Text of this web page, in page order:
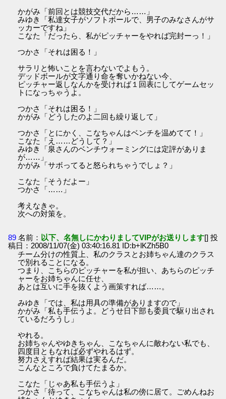
かがみ「前回とは競技交代だから……」
みゆき「私達女子がソフトボールで、男子のみなさんがサ
ッカーですね」
こなた「だったら、私がピッチャーをやれば完封ーっ！」
つかさ「それは困る！」
サラリと怖いことを言わないでよもう。
デッドボールが文字通り命を奪いかねない今、
ピッチャー返しなんかを受ければ１回表にしてゲームセッ
トになっちゃうよ。
つかさ「それは困る！」
かがみ「どうしたのよ二回も繰り返して」
つかさ「とにかく、こなちゃんはベンチを温めてて！」
こなた「え……どうして？」
みゆき「泉さんのベンチウォーミングには定評がありま
が……」
かがみ「サボってると怒られちゃうでしょ？」
こなた「そうだよー」
つかさ「……」
考えなきゃ。
次への対策を。
89 名前： 以下、名無しにかわりましてVIPがお送りします[] 投
稿日：2008/11/07(金) 03:40:16.81 ID:b+lKZh5B0
チーム分けの性質上、私のクラスとお姉ちゃん達のクラス
で別れることになる。
つまり、こちらのピッチャーを私が担い、あちらのピッチ
ャーをお姉ちゃんに任せ、
あとは互いに手を抜くよう画策すれば……。
みゆき「では、私は用具の準備がありますので」
かがみ「私も手伝うよ。どうせ日下部も委員で駆り出され
ているだろうし」
やれる。
お姉ちゃんやゆきちゃん、こなちゃんに敵わない私でも、
四度目ともなれば必ずやれるはず。
努力さえすれば結果は実るんだ。
こんなところで負けてたまるか。
こなた「じゃあ私も手伝うよ」
つかさ「待って、こなちゃんは私の傍に居て。ごめんねお